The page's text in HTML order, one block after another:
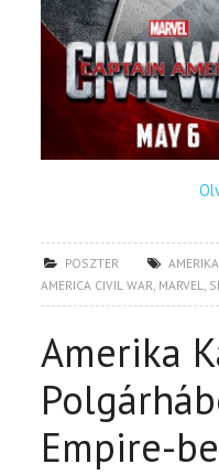
POSZTER
AMERICA CIVIL WAR, MARVEL,
Amerika
Empire-